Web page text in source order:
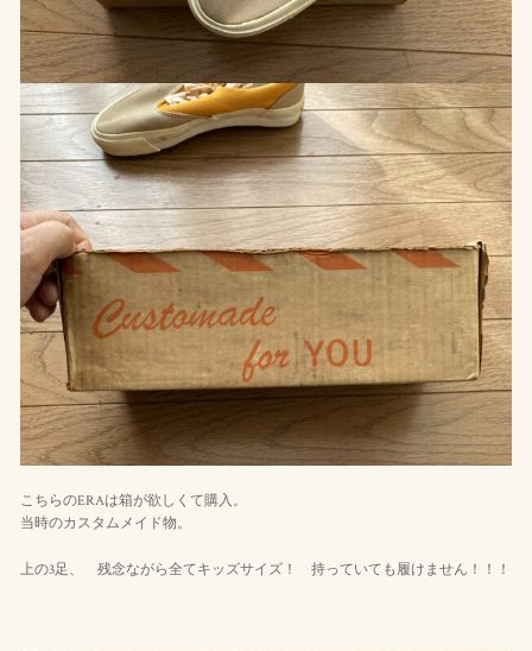
こちらのERAは箱が欲しくて購入。
当時のカスタムメイド物。
上の3足、 残念ながら全てキッズサイズ！ 持っていても履けません！！！